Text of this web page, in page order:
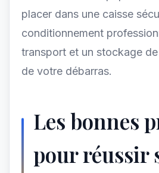
placer dans une caisse
conditionnement
transport et un stockage
de votre débarras.
Les bonnes
pour réussir